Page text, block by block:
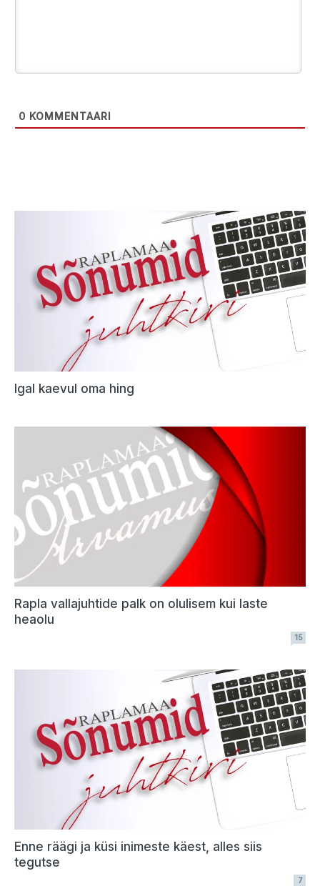
0 KOMMENTAARI
Igal kaevul oma hing
Rapla vallajuhtide palk on olulisem kui laste
heaolu
15
Enne räägi ja küsi inimeste käest, alles siis
tegutse
7